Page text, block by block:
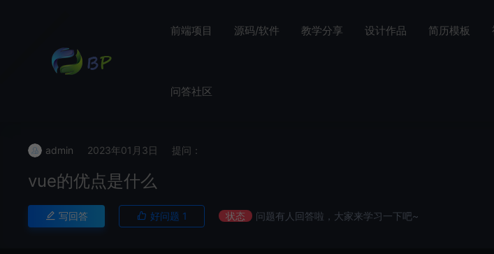
前端项目 源码/软件 教学分享 设计作品 简历模板
问答社区
admin 2023年01月3日 提问：
vue的优点是什么
写回答 好问题 1 状态 问题有人回答啦，大家来学习一下吧~